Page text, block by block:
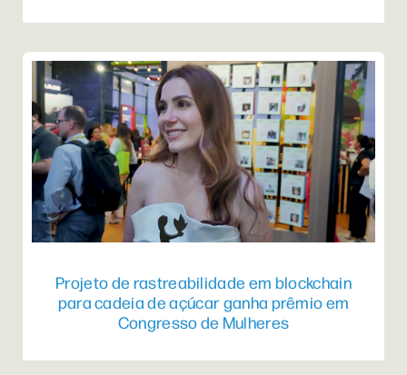
Projeto de rastreabilidade em blockchain
para cadeia de açúcar ganha prêmio em
Congresso de Mulheres